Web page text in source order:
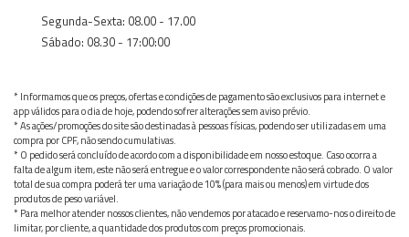
Segunda-Sexta: 08.00 - 17.00
Sábado: 08.30 - 17:00:00
* Informamos que os preços, ofertas e condições de pagamento são exclusivos para internet e
app válidos para o dia de hoje, podendo sofrer alterações sem aviso prévio.
* As ações/promoções do site são destinadas à pessoas físicas, podendo ser utilizadas em uma
compra por CPF, não sendo cumulativas.
* O pedido será concluído de acordo com a disponibilidade em nosso estoque. Caso ocorra a
falta de algum item, este não será entregue e o valor correspondente não será cobrado. O valor
total de sua compra poderá ter uma variação de 10% (para mais ou menos) em virtude dos
produtos de peso variável.
* Para melhor atender nossos clientes, não vendemos por atacado e reservamo-nos o direito de
limitar, por cliente, a quantidade dos produtos com preços promocionais.